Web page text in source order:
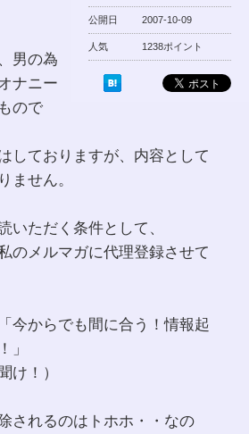
公開日 2007-10-09
人気 1238ポイント
男の為
ナニー
ので
しておりますが、内容として
ません。
いただく条件として、
のメルマガに代理登録させて
今からでも間に合う！情報起
」
け！）
されるのはトホホ・・なの